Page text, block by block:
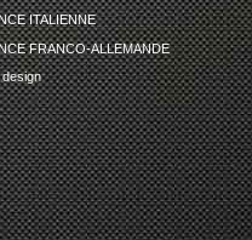
ITALIENNE
FRANCO-ALLEMANDE